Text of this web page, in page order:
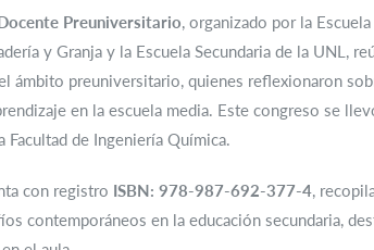
Preuniversitario , organizado por la
y Granja y la Escuela Secundaria de la UNL,
ámbito preuniversitario, quienes reflexionaron
en la escuela media. Este congreso se
de Ingeniería Química.
con registro ISBN: 978-987-692-377-4 ,
contemporáneos en la educación secundaria,